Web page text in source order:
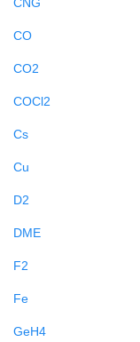
CO
CO2
COCl2
Cs
Cu
D2
DME
F2
Fe
GeH4